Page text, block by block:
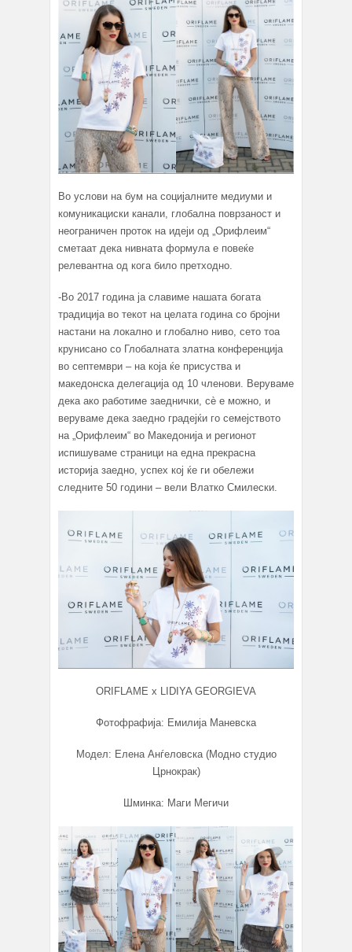
Во услови на бум на социјалните медиуми и
комуникациски канали, глобална поврзаност и
неограничен проток на идеји од „Орифлеим“
сметаат дека нивната формула е повеќе
релевантна од кога било претходно.
-Во 2017 година ја славиме нашата богата
традиција во текот на целата година со бројни
настани на локално и глобално ниво, сето тоа
крунисано со Глобалната златна конференција
во септември – на која ќе присуства и
македонска делегација од 10 членови. Веруваме
дека ако работиме заеднички, сè е можно, и
веруваме дека заедно градејќи го семејството
на „Орифлеим“ во Македонија и регионот
испишуваме страници на една прекрасна
историја заедно, успех кој ќе ги обележи
следните 50 години – вели Влатко Смилески.
ORIFLAME x LIDIYA GEORGIEVA
Фотофрафија: Емилија Маневска
Модел: Елена Анѓеловска (Модно студио
Црнокрак)
Шминка: Маги Мегичи